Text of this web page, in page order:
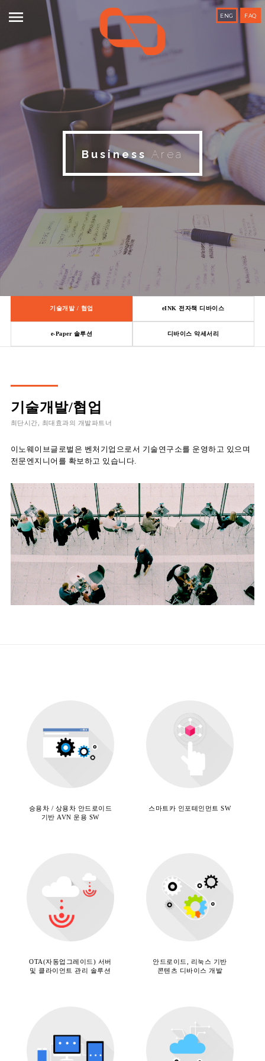
 ENG FAQ
Business Area
기술개발 / 협업 eINK 전자책 디바이스
e-Paper 솔루션 디바이스 악세서리
기술개발/협업
최단시간, 최대효과의 개발파트너
이노웨이브글로벌은 벤처기업으로서 기술연구소를 운영하고 있으며
전문엔지니어를 확보하고 있습니다.
승용차 / 상용차 안드로이드
기반 AVN 운용 SW
스마트카 인포테인먼트 SW
OTA(자동업그레이드) 서버
및 클라이언트 관리 솔루션
안드로이드, 리눅스 기반
콘텐츠 디바이스 개발